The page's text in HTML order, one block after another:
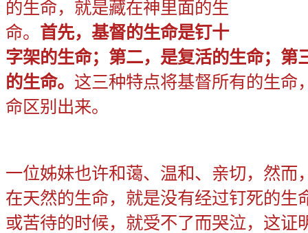
的生命，就是藏在神里面的生
命。 首先，基督的生命是钉十
字架的生命；第二，是复活的生命；第
的生命。 这三种特点将基督所有的生命
命区别出来。
一位姊妹也许和蔼、温和、亲切，然而
在天然的生命，就是没有经过钉死的生
或苦待的时候，就受不了而哭泣，这证